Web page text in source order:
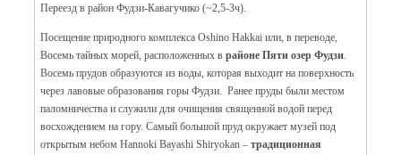
Переезд в район Фудзи-Кавагучико (~2,5-3ч).
Посещение природного комплекса Oshino Hakkai или, в переводе,
Восемь тайных морей, расположенных в районе Пяти озер Фудзи.
Восемь прудов образуются из воды, которая выходит на поверхность
через лавовые образования горы Фудзи. Ранее пруды были местом
паломничества и служили для очищения священной водой перед
восхождением на гору. Самый большой пруд окружает музей под
открытым небом Hannoki Bayashi Shiryokan – традиционная